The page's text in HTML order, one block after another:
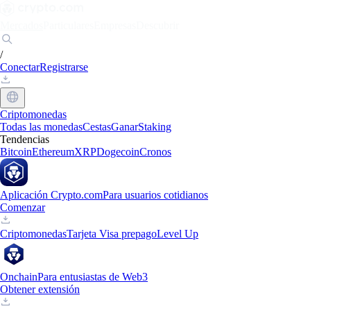
/
ConectarRegistrarse
Criptomonedas
Todas las monedasCestasGanarStaking
Tendencias
BitcoinEthereumXRPDogecoinCronos
Aplicación Crypto.comPara usuarios cotidianos
Comenzar
CriptomonedasTarjeta Visa prepagoLevel Up
OnchainPara entusiastas de Web3
Obtener extensión